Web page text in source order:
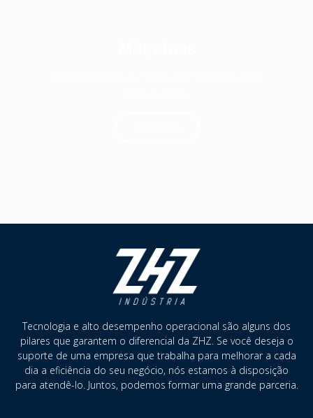
Tecnologia e alto desempenho operacional são alguns dos
pilares que garantem o diferencial da ZHZ. Se você deseja o
suporte de uma empresa que trabalha para melhorar a cada
dia a eficiência do seu negócio, nós estamos à disposição
para atendê-lo. Juntos, podemos formar uma grande parceria.